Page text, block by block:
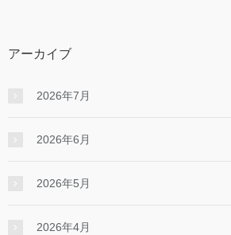
アーカイブ
2026年7月
2026年6月
2026年5月
2026年4月